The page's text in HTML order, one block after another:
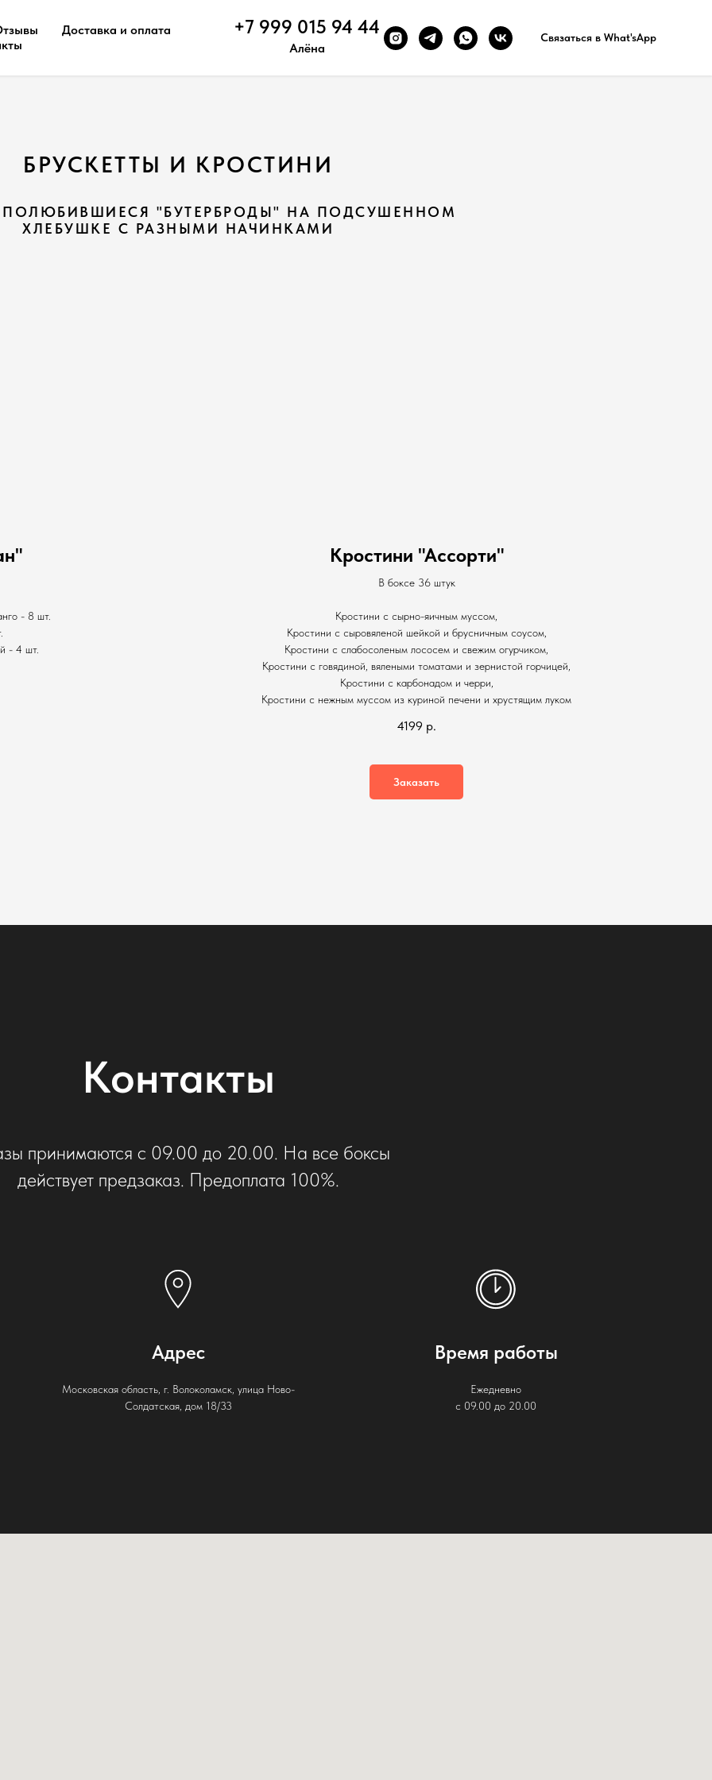
Доставка и оплата
+7 999 015 94 44
Алёна
Связаться в What'sApp
БРУСКЕТТЫ И КРОСТИНИ
ПОЛЮБИВШИЕСЯ "БУТЕРБРОДЫ" НА ПОДСУШЕННОМ
ХЛЕБУШКЕ С РАЗНЫМИ НАЧИНКАМИ
- 8 шт.
- 4 шт.
Кростини "Ассорти"
В боксе 36 штук
Кростини с сырно-яичным муссом,
Кростини с сыровяленой шейкой и брусничным соусом,
Кростини с слабосоленым лососем и свежим огурчиком,
Кростини с говядиной, вялеными томатами и зернистой горчицей,
Кростини с карбонадом и черри,
Кростини с нежным муссом из куриной печени и хрустящим луком
4199 р.
Заказать
Контакты
принимаются с 09.00 до 20.00. На все боксы
действует предзаказ. Предоплата 100%.
Адрес
Московская область, г. Волоколамск, улица Ново-
Солдатская, дом 18/33
Время работы
Ежедневно
с 09.00 до 20.00